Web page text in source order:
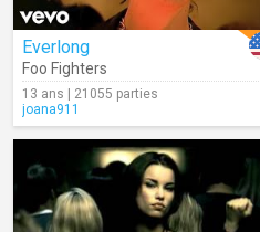
Everlong
Foo Fighters
13 ans | 21055 parties
joana911